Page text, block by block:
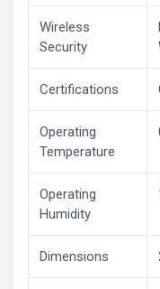
Wireless
Security
Certifications
Operating
Temperature
Operating
Humidity
Dimensions